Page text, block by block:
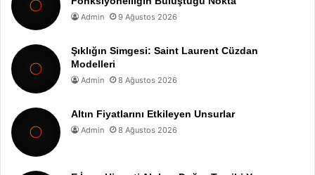
Admin 9 Ağustos 2026
Şıklığın Simgesi: Saint Laurent Cüzdan
Modelleri
Admin 8 Ağustos 2026
Altın Fiyatlarını Etkileyen Unsurlar
Admin 8 Ağustos 2026